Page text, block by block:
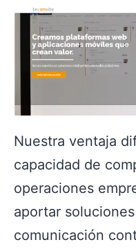
Nuestra ventaja
capacidad de
operaciones
aportar
comunicación